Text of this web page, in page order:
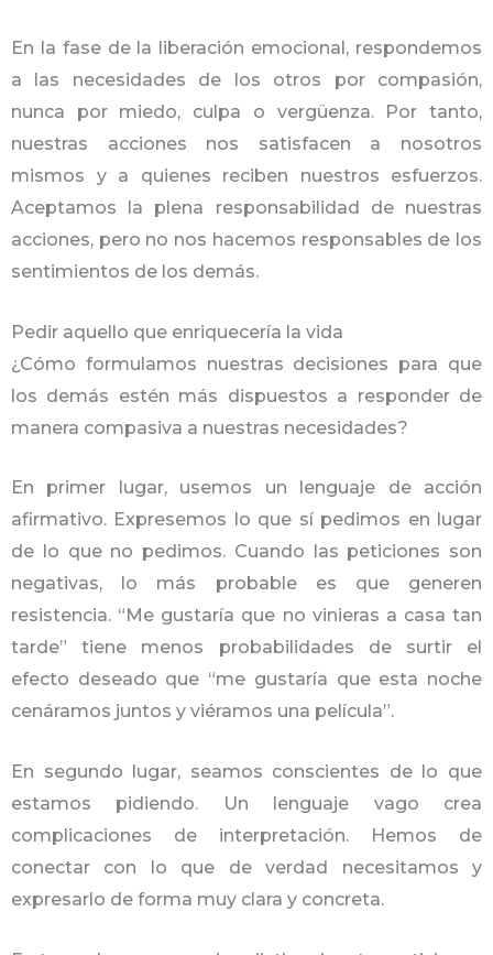
En la fase de la liberación emocional, respondemos
a las necesidades de los otros por compasión,
nunca por miedo, culpa o vergüenza. Por tanto,
nuestras acciones nos satisfacen a nosotros
mismos y a quienes reciben nuestros esfuerzos.
Aceptamos la plena responsabilidad de nuestras
acciones, pero no nos hacemos responsables de los
sentimientos de los demás.
Pedir aquello que enriquecería la vida
¿Cómo formulamos nuestras decisiones para que
los demás estén más dispuestos a responder de
manera compasiva a nuestras necesidades?
En primer lugar, usemos un lenguaje de acción
afirmativo. Expresemos lo que sí pedimos en lugar
de lo que no pedimos. Cuando las peticiones son
negativas, lo más probable es que generen
resistencia. “Me gustaría que no vinieras a casa tan
tarde” tiene menos probabilidades de surtir el
efecto deseado que “me gustaría que esta noche
cenáramos juntos y viéramos una película”.
En segundo lugar, seamos conscientes de lo que
estamos pidiendo. Un lenguaje vago crea
complicaciones de interpretación. Hemos de
conectar con lo que de verdad necesitamos y
expresarlo de forma muy clara y concreta.